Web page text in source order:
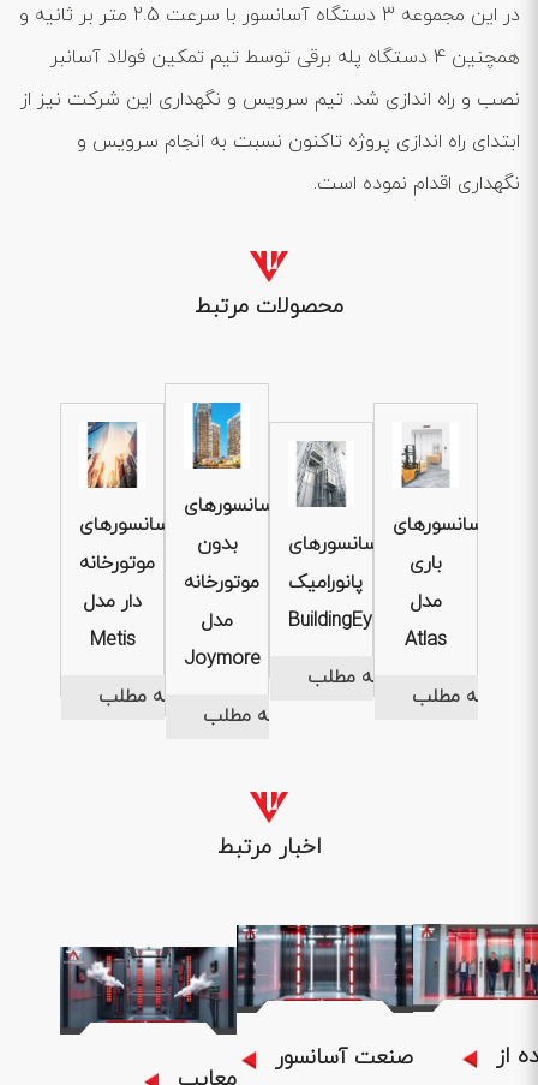
در این مجموعه 3 دستگاه آسانسور با سرعت 2.5 متر بر ثانیه و
همچنین 4 دستگاه پله برقی توسط تیم تمکین فولاد آسانبر
نصب و راه اندازی شد. تیم سرویس و نگهداری این شرکت نیز از
ابتدای راه اندازی پروژه تاکنون نسبت به انجام سرویس و
نگهداری اقدام نموده است.
محصولات مرتبط
آسانسورهای
موتورخانه
دار مدل
Metis
ادامه مطلب
آسانسورهای
بدون
موتورخانه
مدل
Joymore
ادامه مطلب
آسانسورهای
پانورامیک
BuildingEye
ادامه مطلب
آسانسورهای
باری
مدل
Atlas
ادامه مطلب
اخبار مرتبط
صنعت آسانسور از